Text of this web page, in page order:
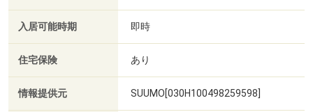
入居可能時期 即時
住宅保険 あり
情報提供元 SUUMO[030H100498259598]